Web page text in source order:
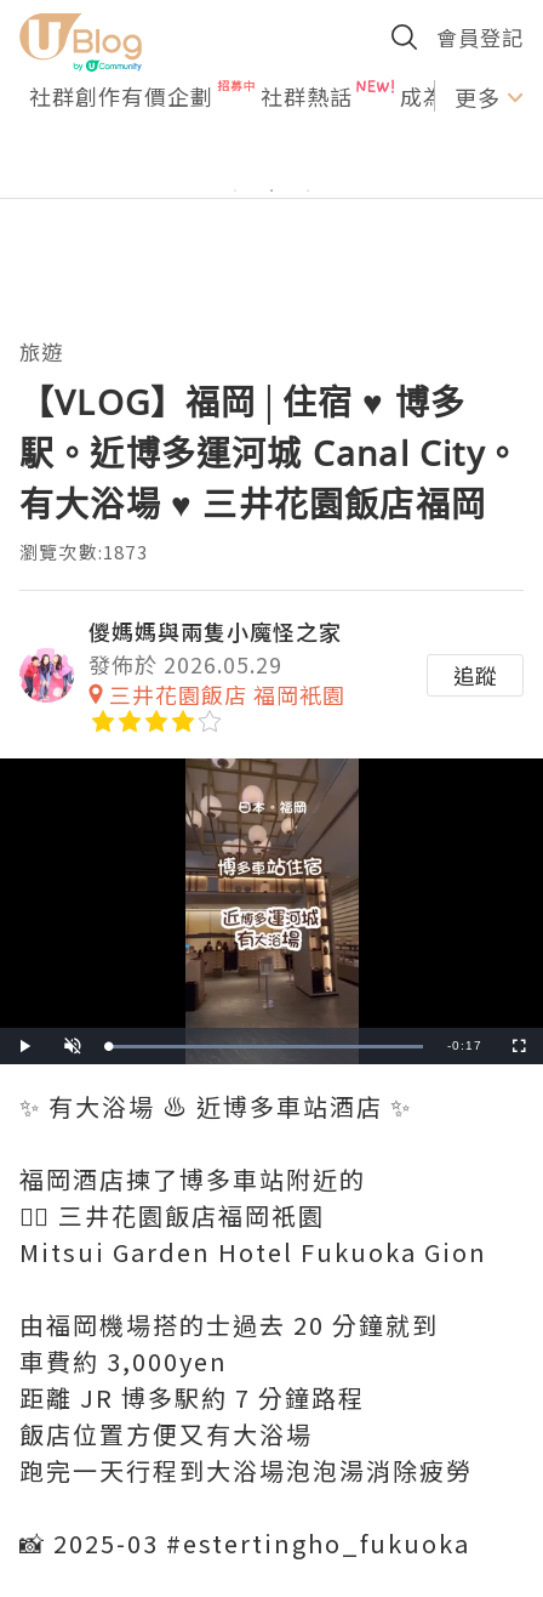
會員登記
社群創作有價企劃 社群熱話 成為U更多
旅遊
【VLOG】福岡│住宿 ♥ 博多
駅。近博多運河城 Canal City。
有大浴場 ♥ 三井花園飯店福岡
瀏覽次數:1873
儍媽媽與兩隻小魔怪之家
發佈於 2026.05.29
三井花園飯店 福岡衹園
追蹤
Play Unmute Loaded:
100.00%
Remaining
-0:17
✨ 有大浴場 ♨️ 近博多車站酒店 ✨
福岡酒店揀了博多車站附近的
👉🏻 三井花園飯店福岡祇園
Mitsui Garden Hotel Fukuoka Gion
由福岡機場搭的士過去 20 分鐘就到
車費約 3,000yen
距離 JR 博多駅約 7 分鐘路程
飯店位置方便又有大浴場
跑完一天行程到大浴場泡泡湯消除疲勞
📸 2025-03 #estertingho_fukuoka